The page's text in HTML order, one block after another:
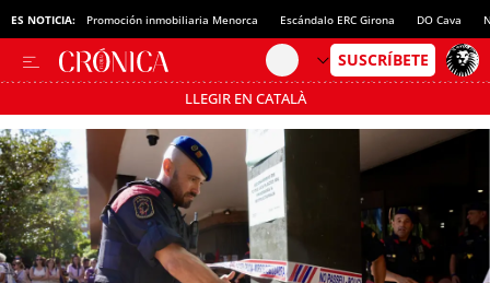
ES NOTICIA: Promoción inmobiliaria Menorca Escándalo ERC Girona DO Cava
LLEGIR EN CATALÀ
Pásate al MODO AHORRO